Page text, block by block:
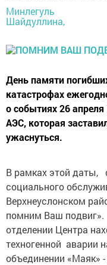
Минлегуль
Шайдуллина,
День памяти
катастрофах
о событиях 26
АЭС, которая
ужаснуться.
В рамках этой даты,
социального
Верхнеуслонском
помним Ваш
отделении Центра
техногенной аварии
объединении «Маяк»